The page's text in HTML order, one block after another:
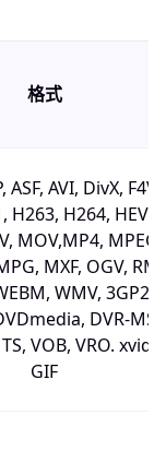
格式
AVI, DivX, F4V,
H263, H264, HEVC,
MOV,MP4, MPEG,
MXF, OGV, RM,
WMV, 3GP2,
DVR-MS,
VOB, VRO. xvid
GIF